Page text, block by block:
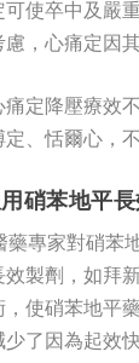
使卒中及嚴
，心痛定因
痛定降壓療效
、恬爾心，
硝苯地平
藥專家對硝苯
製劑，如拜
使硝苯地平
了因為起效